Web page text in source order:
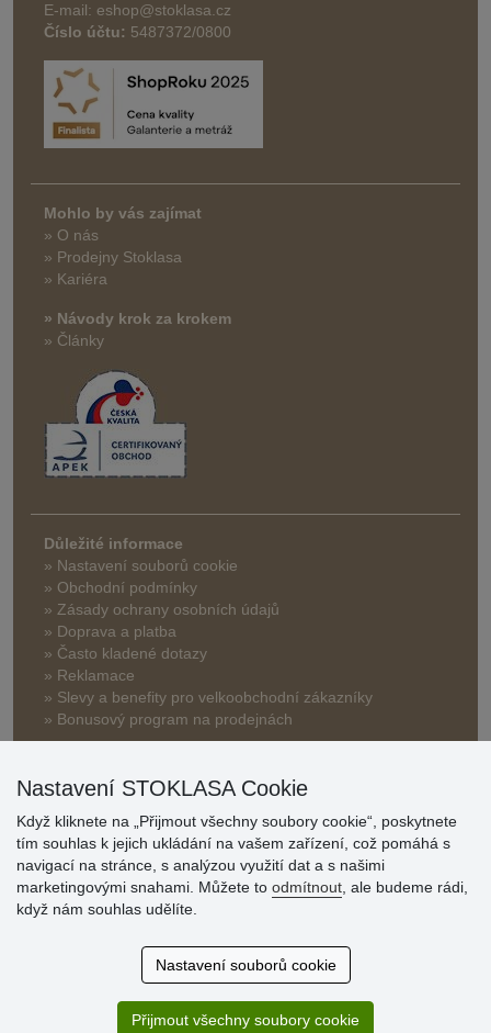
E-mail: eshop@stoklasa.cz
Číslo účtu: 5487372/0800
Mohlo by vás zajímat
» O nás
» Prodejny Stoklasa
» Kariéra
» Návody krok za krokem
» Články
Důležité informace
» Nastavení souborů cookie
» Obchodní podmínky
» Zásady ochrany osobních údajů
» Doprava a platba
» Často kladené dotazy
» Reklamace
» Slevy a benefity pro velkoobchodní zákazníky
» Bonusový program na prodejnách
Hodnocení
zákazníků
Super obchod, kvalitní zboží za slušné ceny. Vřele
Nastavení STOKLASA Cookie
Když kliknete na „Přijmout všechny soubory cookie“, poskytnete
tím souhlas k jejich ukládání na vašem zařízení, což pomáhá s
navigací na stránce, s analýzou využití dat a s našimi
marketingovými snahami. Můžete to odmítnout , ale budeme rádi,
když nám souhlas udělíte.
Nastavení souborů cookie
Přijmout všechny soubory cookie